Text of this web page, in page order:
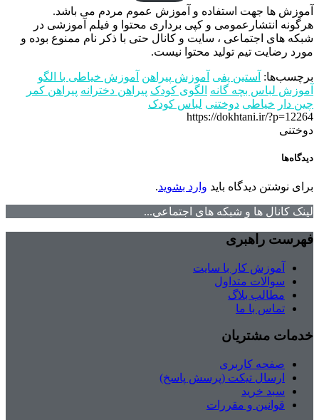
آموزش ها جهت استفاده و آموزش عموم مردم می باشد.
هرگونه انتشارعمومی و کپی برداری محتوا و فیلم آموزشی در
شبکه های اجتماعی ، سایت و کانال حتی با ذکر نام ممنوع بوده و
مورد رضایت تیم تولید محتوا نیست.
برچسب‌ها: آستین پفی آموزش پیراهن آموزش خیاطی با الگو
آموزش لباس بچه گانه الگوی کودک پیراهن دخترانه پیراهن کمر
چین دار خیاطی دوختنی لباس کودک
https://dokhtani.ir/?p=12264
دوختنی
دیدگاه‌ها
برای نوشتن دیدگاه باید وارد بشوید.
لینک کانال ها و شبکه های اجتماعی...
فهرست راهبری
آموزش کار با سایت
سوالات متداول
مطالب بلاگ
تماس با ما
خدمات مشتریان
صفحه کاربری
ارسال تیکت (پرسش پاسخ)
سبد خرید
قوانین و مقررات